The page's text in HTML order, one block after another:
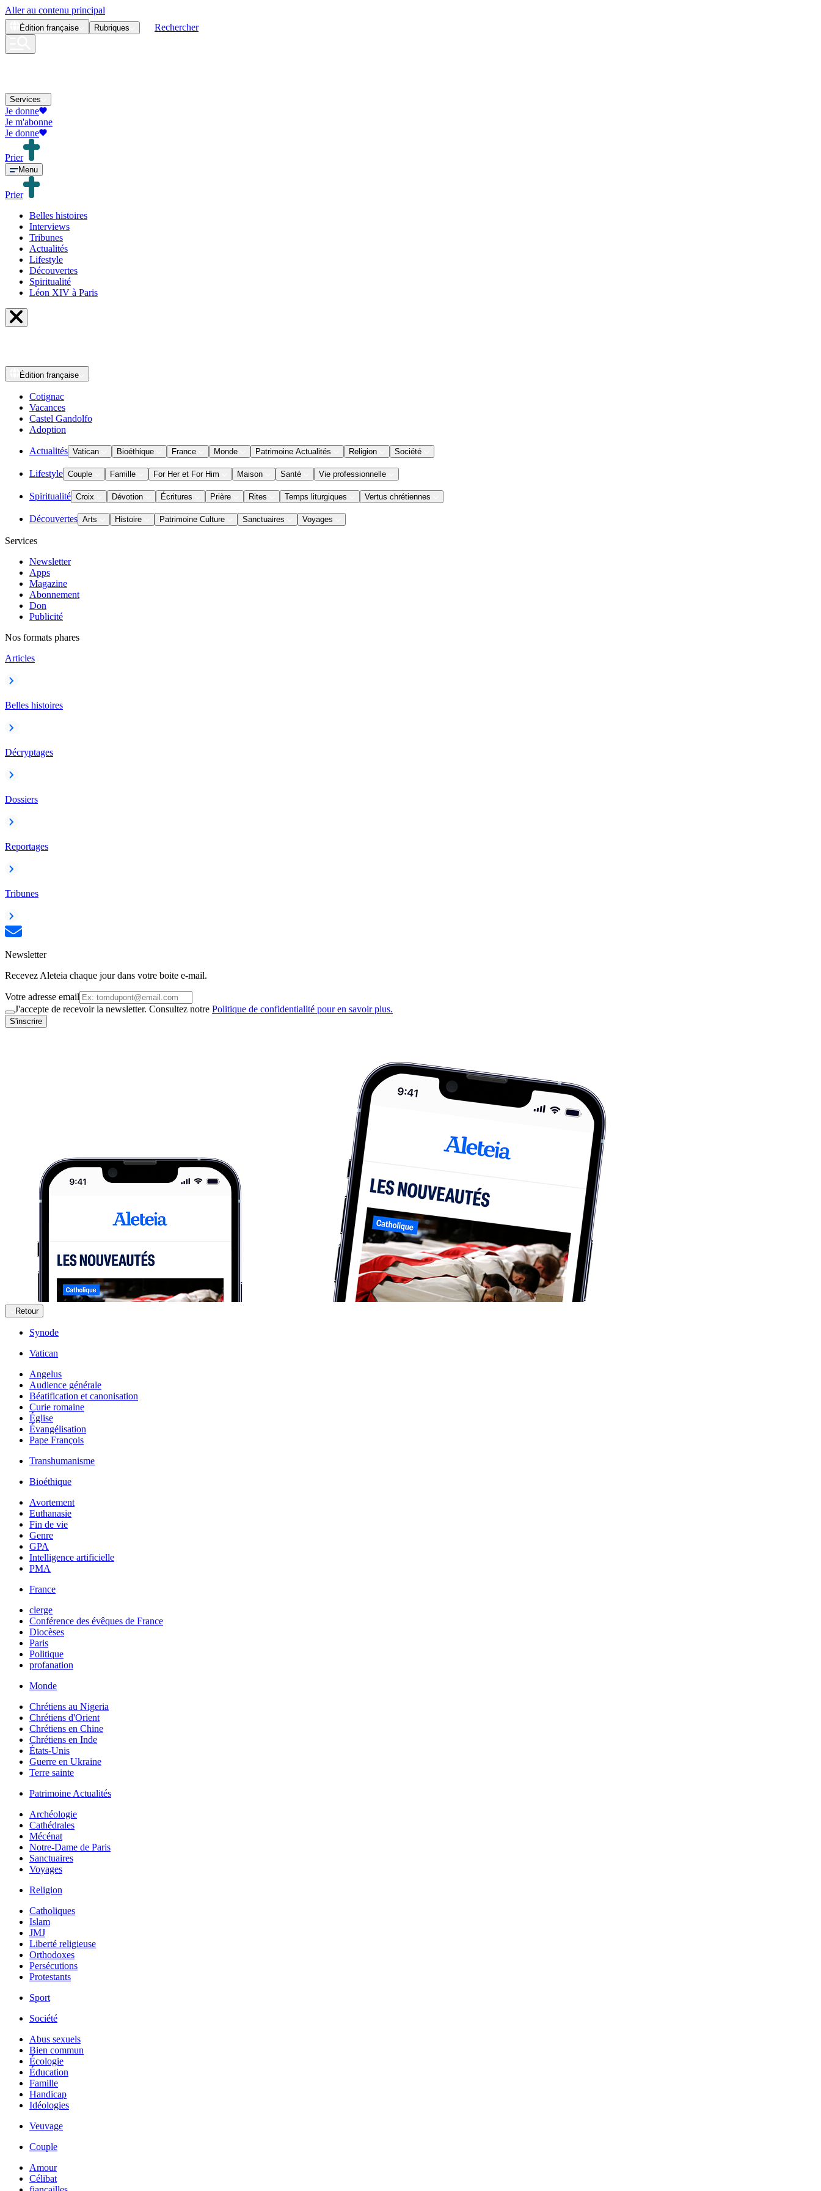
Aller au contenu principal
Édition française Rubriques Rechercher
Services
Je donne
Je m'abonne
Je donne
Prier
Menu
Prier
Belles histoires
Interviews
Tribunes
Actualités
Lifestyle
Découvertes
Spiritualité
Léon XIV à Paris
Édition française
Cotignac
Vacances
Castel Gandolfo
Adoption
Actualités Vatican Bioéthique France Monde Patrimoine Actualités Religion Société
Lifestyle Couple Famille For Her et For Him Maison Santé Vie professionnelle
Spiritualité Croix Dévotion Écritures Prière Rites Temps liturgiques Vertus chrétiennes
Découvertes Arts Histoire Patrimoine Culture Sanctuaires Voyages
Services
Newsletter
Apps
Magazine
Abonnement
Don
Publicité
Nos formats phares
Articles
Belles histoires
Décryptages
Dossiers
Reportages
Tribunes
Newsletter
Recevez Aleteia chaque jour dans votre boite e-mail.
Votre adresse email
J'accepte de recevoir la newsletter. Consultez notre Politique de confidentialité pour en savoir plus.
S'inscrire
Retour
Synode
Vatican
Angelus
Audience générale
Béatification et canonisation
Curie romaine
Église
Évangélisation
Pape François
Transhumanisme
Bioéthique
Avortement
Euthanasie
Fin de vie
Genre
GPA
Intelligence artificielle
PMA
France
clerge
Conférence des évêques de France
Diocèses
Paris
Politique
profanation
Monde
Chrétiens au Nigeria
Chrétiens d'Orient
Chrétiens en Chine
Chrétiens en Inde
États-Unis
Guerre en Ukraine
Terre sainte
Patrimoine Actualités
Archéologie
Cathédrales
Mécénat
Notre-Dame de Paris
Sanctuaires
Voyages
Religion
Catholiques
Islam
JMJ
Liberté religieuse
Orthodoxes
Persécutions
Protestants
Sport
Société
Abus sexuels
Bien commun
Écologie
Éducation
Famille
Handicap
Idéologies
Veuvage
Couple
Amour
Célibat